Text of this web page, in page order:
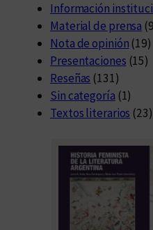
Información
Material de prensa
Nota de opinión (19)
Presentaciones (15)
Reseñas (131)
Sin categoría (1)
Textos literarios (23)